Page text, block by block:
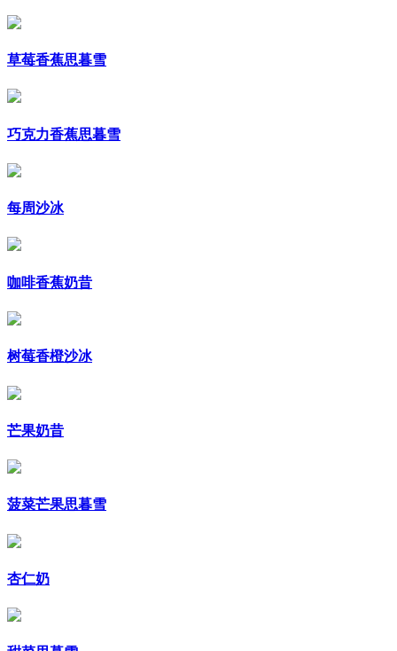
草莓香蕉思暮雪
巧克力香蕉思暮雪
每周沙冰
咖啡香蕉奶昔
树莓香橙沙冰
芒果奶昔
菠菜芒果思暮雪
杏仁奶